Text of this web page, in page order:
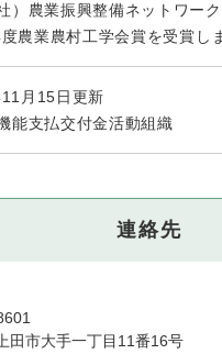
）農業振興整備ネットワー
農業農村工学会賞を受賞し
月15日更新
能支払交付金活動組織
連絡先
田市大手一丁目11番16号